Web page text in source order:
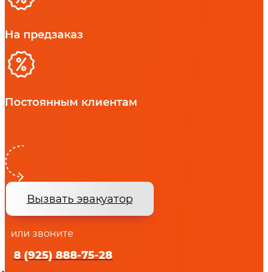
На предзаказ
Постоянным клиентам
Вызвать эвакуатор
или звоните
8 (925) 888-75-28